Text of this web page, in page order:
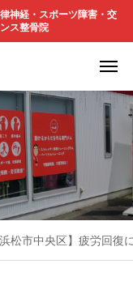
神経・スポーツ障害・交
ス整骨院
浜松市中央区】疲労回